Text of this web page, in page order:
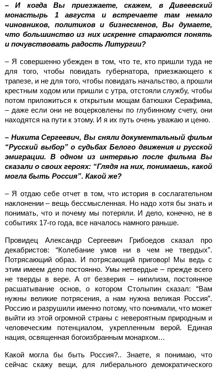
– И когда Вы приезжаете, скажем, в Дивеевский
монастырь 1 августа и встречаете там немало
чиновников, политиков и бизнесменов, Вы думаете,
что большинство из них искренне стараются понять
и почувствовать радость Литургии?
– Я совершенно убежден в том, что те, кто пришли туда не
для того, чтобы повидать губернатора, приезжающего к
трапезе, и не для того, чтобы повидать начальство, а прошли
крестным ходом или пришли с утра, отстояли службу, чтобы
потом приложиться к открытым мощам батюшки Серафима,
– даже если они не воцерковлены по глубинному счету, они
находятся на пути к этому. И я их путь очень уважаю и ценю.
– Никита Сергеевич, Вы сняли документальный фильм
“Русский выбор” о судьбах Белого движения и русской
эмиграции. В одном из интервью после фильма Вы
сказали о своих героях: “Глядя на них, понимаешь, какой
могла быть Россия”. Какой же?
– Я отдаю себе отчет в том, что история в сослагательном
наклонении – вещь бессмысленная. Но надо хотя бы знать и
понимать, что и почему мы потеряли. И дело, конечно, не в
событиях 17-го года, все началось намного раньше.
Провидец Александр Сергеевич Грибоедов сказал про
декабристов: “Колебание умов ни в чем не твердых”.
Потрясающий образ. И потрясающий приговор! Мы ведь с
этим имеем дело постоянно. Умы нетвердые – прежде всего
не тверды в вере. А от безверия – нигилизм, постоянное
расшатывание основ, о котором Столыпин сказал: “Вам
нужны великие потрясения, а нам нужна великая Россия”.
Россию и разрушили именно потому, что понимали, что может
выйти из этой огромной страны с невероятным природным и
человеческим потенциалом, укрепленным верой. Единая
нация, освященная богоизбранным монархом…
Какой могла бы быть Россия?.. Знаете, я понимаю, что
сейчас скажу вещи, для либерального демократического